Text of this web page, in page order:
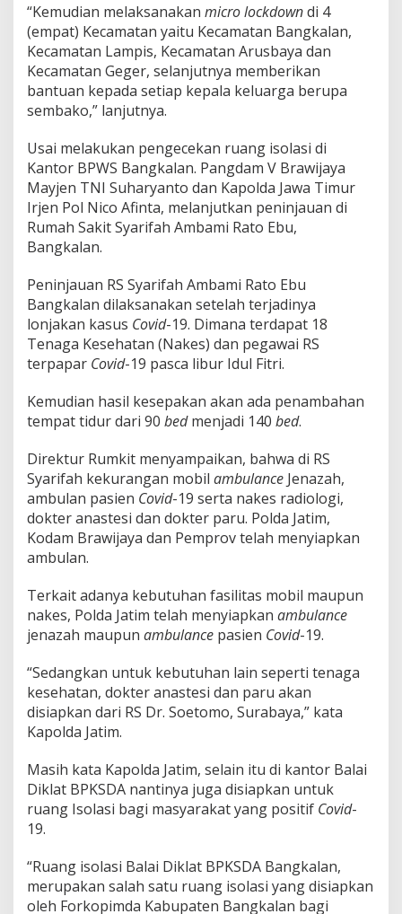
“Kemudian melaksanakan micro lockdowndi 4
(empat) Kecamatan yaitu Kecamatan Bangkalan,
Kecamatan Lampis, Kecamatan Arusbaya dan
Kecamatan Geger, selanjutnya memberikan
bantuan kepada setiap kepala keluarga berupa
sembako,” lanjutnya.
Usai melakukan pengecekan ruang isolasi di
Kantor BPWS Bangkalan. Pangdam V Brawijaya
Mayjen TNI Suharyanto dan Kapolda Jawa Timur
Irjen Pol Nico Afinta, melanjutkan peninjauan di
Rumah Sakit Syarifah Ambami Rato Ebu,
Bangkalan.
Peninjauan RS Syarifah Ambami Rato Ebu
Bangkalan dilaksanakan setelah terjadinya
lonjakan kasus Covid-19. Dimana terdapat 18
Tenaga Kesehatan (Nakes) dan pegawai RS
terpapar Covid-19 pasca libur Idul Fitri.
Kemudian hasil kesepakan akan ada penambahan
tempat tidur dari 90 bedmenjadi 140 bed.
Direktur Rumkit menyampaikan, bahwa di RS
Syarifah kekurangan mobil ambulance Jenazah,
ambulan pasien Covid-19 serta nakes radiologi,
dokter anastesi dan dokter paru. Polda Jatim,
Kodam Brawijaya dan Pemprov telah menyiapkan
ambulan.
Terkait adanya kebutuhan fasilitas mobil maupun
nakes, Polda Jatim telah menyiapkan ambulance
jenazah maupun ambulance pasien Covid-19.
“Sedangkan untuk kebutuhan lain seperti tenaga
kesehatan, dokter anastesi dan paru akan
disiapkan dari RS Dr. Soetomo, Surabaya,” kata
Kapolda Jatim.
Masih kata Kapolda Jatim, selain itu di kantor Balai
Diklat BPKSDA nantinya juga disiapkan untuk
ruang Isolasi bagi masyarakat yang positif Covid-
19.
“Ruang isolasi Balai Diklat BPKSDA Bangkalan,
merupakan salah satu ruang isolasi yang disiapkan
oleh Forkopimda Kabupaten Bangkalan bagi